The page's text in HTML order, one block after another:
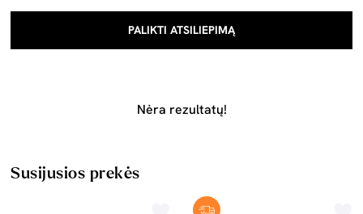
PALIKTI ATSILIEPIMĄ
Nėra rezultatų!
Susijusios prekės